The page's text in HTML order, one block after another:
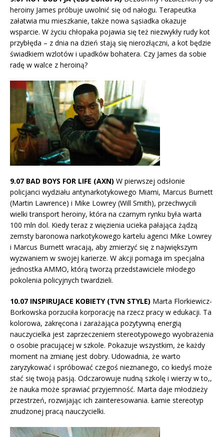
heroiny James próbuje uwolnić się od nałogu. Terapeutka
załatwia mu mieszkanie, także nowa sąsiadka okazuje
wsparcie. W życiu chłopaka pojawia się też niezwykły rudy kot
przybłęda – z dnia na dzień stają się nierozłączni, a kot będzie
świadkiem wzlotów i upadków bohatera. Czy James da sobie
radę w walce z heroiną?
9.07 BAD BOYS FOR LIFE (AXN) W pierwszej odsłonie
policjanci wydziału antynarkotykowego Miami, Marcus Burnett
(Martin Lawrence) i Mike Lowrey (Will Smith), przechwycili
wielki transport heroiny, która na czarnym rynku była warta
100 mln dol. Kiedy teraz z więzienia ucieka pałająca żądzą
zemsty baronowa narkotykowego kartelu agenci Mike Lowrey
i Marcus Burnett wracają, aby zmierzyć się z największym
wyzwaniem w swojej karierze. W akcji pomaga im specjalna
jednostka AMMO, którą tworzą przedstawiciele młodego
pokolenia policyjnych twardzieli.
10.07 INSPIRUJACE KOBIETY (TVN STYLE) Marta Florkiewicz-
Borkowska porzuciła korporację na rzecz pracy w edukacji. Ta
kolorowa, zakręcona i zarażająca pozytywną energią
nauczycielka jest zaprzeczeniem stereotypowego wyobrażenia
o osobie pracującej w szkole. Pokazuje wszystkim, że każdy
moment na zmianę jest dobry. Udowadnia, że warto
zaryzykować i spróbować czegoś nieznanego, co kiedyś może
stać się twoją pasją. Odczarowuje nudną szkolę i wierzy w to,,
że nauka może sprawiać przyjemność. Marta daje młodzieży
przestrzeń, rozwijając ich zainteresowania. Łamie stereotyp
znudzonej pracą nauczycielki.